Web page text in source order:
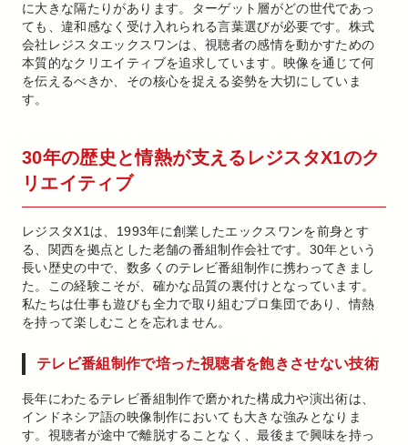
に大きな隔たりがあります。ターゲット層がどの世代であっ
ても、違和感なく受け入れられる言葉選びが必要です。株式
会社レジスタエックスワンは、視聴者の感情を動かすための
本質的なクリエイティブを追求しています。映像を通じて何
を伝えるべきか、その核心を捉える姿勢を大切にしていま
す。
30年の歴史と情熱が支えるレジスタX1のク
リエイティブ
レジスタX1は、1993年に創業したエックスワンを前身とす
る、関西を拠点とした老舗の番組制作会社です。30年という
長い歴史の中で、数多くのテレビ番組制作に携わってきまし
た。この経験こそが、確かな品質の裏付けとなっています。
私たちは仕事も遊びも全力で取り組むプロ集団であり、情熱
を持って楽しむことを忘れません。
テレビ番組制作で培った視聴者を飽きさせない技術
長年にわたるテレビ番組制作で磨かれた構成力や演出術は、
インドネシア語の映像制作においても大きな強みとなりま
す。視聴者が途中で離脱することなく、最後まで興味を持っ